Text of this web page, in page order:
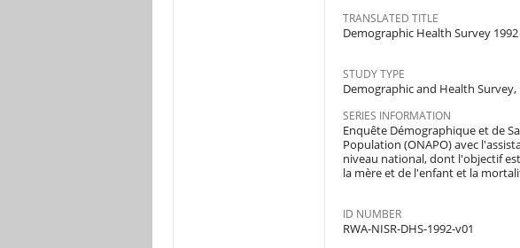
TRANSLATED TITLE
Demographic Health Survey 1992
STUDY TYPE
Demographic and Health Survey,
SERIES INFORMATION
Enquête Démographique et de
Population (ONAPO) avec
niveau national, dont l'objectif
la mère et de l'enfant et la
ID NUMBER
RWA-NISR-DHS-1992-v01